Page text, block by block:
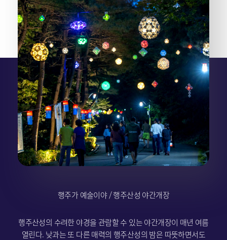
행주가 예술이야 / 행주산성 야간개장
행주산성의 수려한 야경을 관람할 수 있는 야간개장이 매년 여름
열린다. 낮과는 또 다른 매력의 행주산성의 밤은 따뜻하면서도